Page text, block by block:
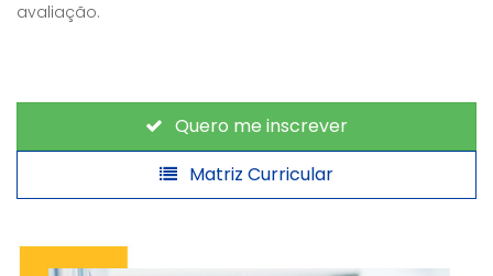
avaliação.
Quero me inscrever
Matriz Curricular